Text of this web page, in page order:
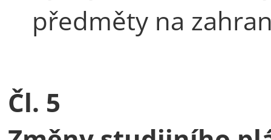
předměty na
Čl. 5